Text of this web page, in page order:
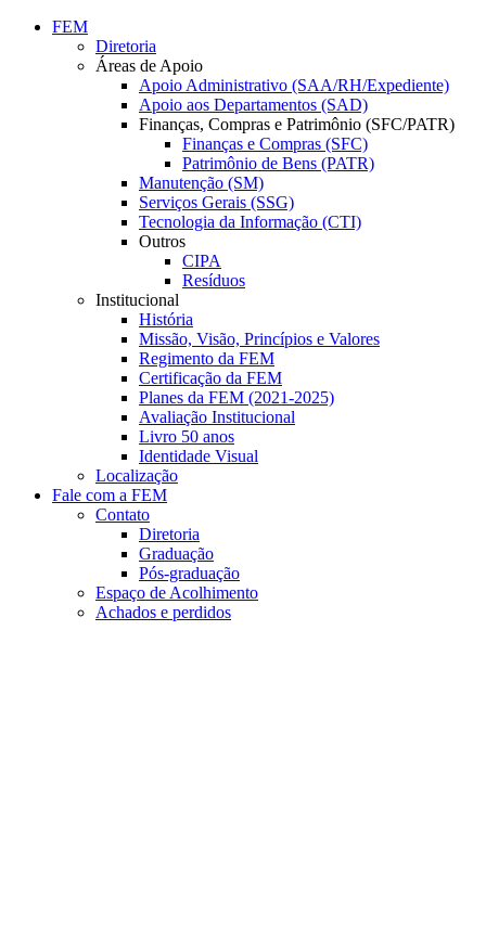
Conteúdo principal
FEM
Diretoria
Áreas de Apoio
Apoio Administrativo (SAA/RH/Expediente)
Apoio aos Departamentos (SAD)
Finanças, Compras e Patrimônio (SFC/PATR)
Finanças e Compras (SFC)
Patrimônio de Bens (PATR)
Manutenção (SM)
Serviços Gerais (SSG)
Tecnologia da Informação (CTI)
Outros
CIPA
Resíduos
Institucional
História
Missão, Visão, Princípios e Valores
Regimento da FEM
Certificação da FEM
Planes da FEM (2021-2025)
Avaliação Institucional
Livro 50 anos
Identidade Visual
Localização
Fale com a FEM
Contato
Diretoria
Graduação
Pós-graduação
Espaço de Acolhimento
Achados e perdidos